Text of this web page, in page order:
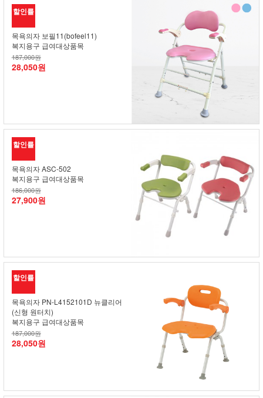
할인률
목욕의자 보필11(bofeel11)
복지용구 급여대상품목
187,000원
28,050원
할인률
목욕의자 ASC-502
복지용구 급여대상품목
186,000원
27,900원
할인률
목욕의자 PN-L4152101D 뉴클리어
(신형 원터치)
복지용구 급여대상품목
187,000원
28,050원